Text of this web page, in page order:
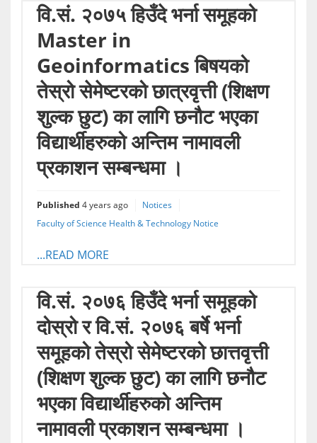
वि.सं. २०७५ हिउँदे भर्ना समूहको
Master in
Geoinformatics बिषयको
तेस्रो सेमेष्टरको छात्रवृत्ती (शिक्षण
शुल्क छुट) का लागि छनौट भएका
विद्यार्थीहरुको अन्तिम नामावली
प्रकाशन सम्बन्धमा ।
Published 4 years ago
Notices
Faculty of Science Health & Technology Notice
...READ MORE
वि.सं. २०७६ हिउँदे भर्ना समूहको
दोस्रो र वि.सं. २०७६ बर्षे भर्ना
समूहको तेस्रो सेमेष्टरको छात्तवृत्ती
(शिक्षण शुल्क छुट) का लागि छनौट
भएका विद्यार्थीहरुको अन्तिम
नामावली प्रकाशन सम्बन्धमा ।